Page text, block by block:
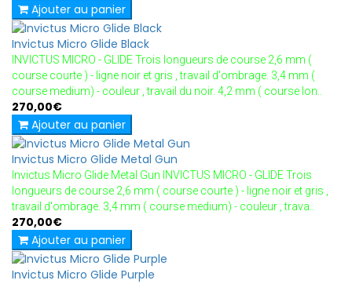
Ajouter au panier
Invictus Micro Glide Black
INVICTUS MICRO - GLIDE Trois longueurs de course 2,6 mm (
course courte ) - ligne noir et gris , travail d'ombrage. 3,4 mm (
course medium) - couleur , travail du noir. 4,2 mm ( course lon..
270,00€
Ajouter au panier
Invictus Micro Glide Metal Gun
Invictus Micro Glide Metal Gun INVICTUS MICRO - GLIDE Trois
longueurs de course 2,6 mm ( course courte ) - ligne noir et gris ,
travail d'ombrage. 3,4 mm ( course medium) - couleur , trava..
270,00€
Ajouter au panier
Invictus Micro Glide Purple